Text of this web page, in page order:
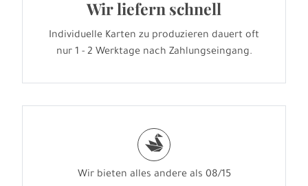
Wir liefern schnell
Individuelle Karten zu produzieren dauert oft
nur 1 - 2 Werktage nach Zahlungseingang.
s
Wir bieten alles andere als 08/15